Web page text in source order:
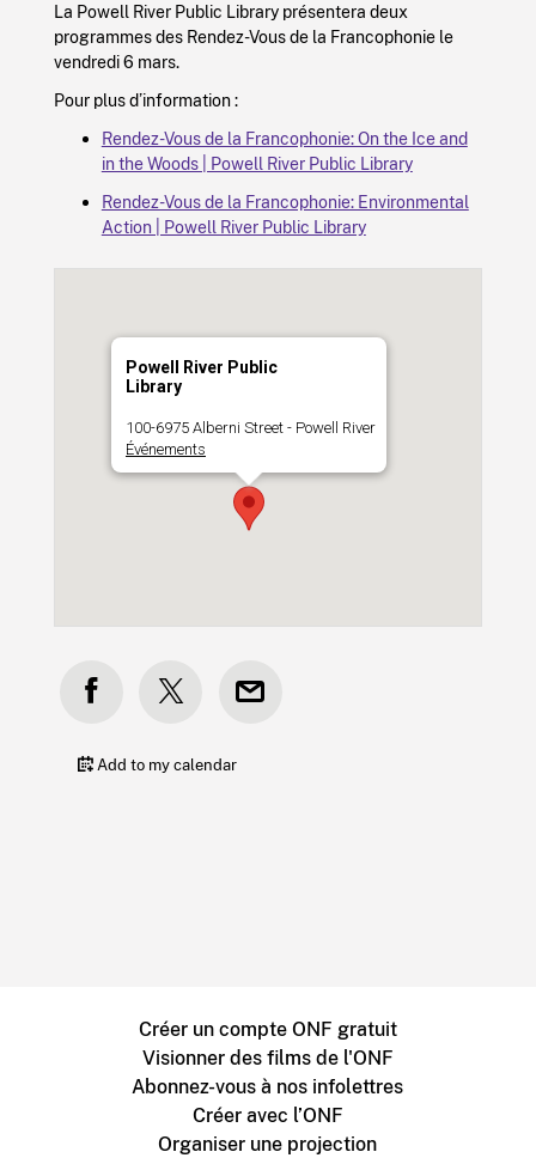
La Powell River Public Library présentera deux
programmes des Rendez-Vous de la Francophonie le
vendredi 6 mars.
Pour plus d’information :
Rendez-Vous de la Francophonie: On the Ice and
in the Woods | Powell River Public Library
Rendez-Vous de la Francophonie: Environmental
Action | Powell River Public Library
Powell River Public
Library
100-6975 Alberni Street - Powell River
Événements
Add to my calendar
Créer un compte ONF gratuit
Visionner des films de l'ONF
Abonnez-vous à nos infolettres
Créer avec l’ONF
Organiser une projection